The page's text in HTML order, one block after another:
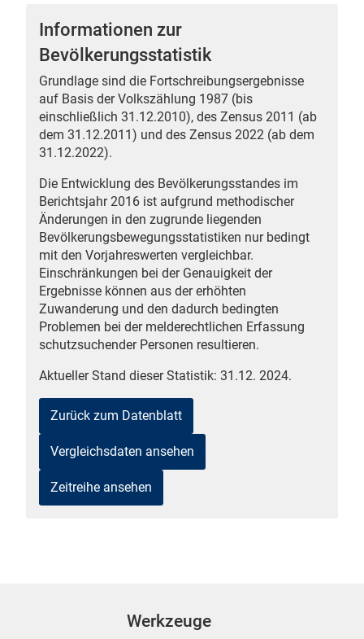
Informationen zur
Bevölkerungsstatistik
Grundlage sind die Fortschreibungsergebnisse
auf Basis der Volkszählung 1987 (bis
einschließlich 31.12.2010), des Zensus 2011 (ab
dem 31.12.2011) und des Zensus 2022 (ab dem
31.12.2022).
Die Entwicklung des Bevölkerungsstandes im
Berichtsjahr 2016 ist aufgrund methodischer
Änderungen in den zugrunde liegenden
Bevölkerungsbewegungsstatistiken nur bedingt
mit den Vorjahreswerten vergleichbar.
Einschränkungen bei der Genauigkeit der
Ergebnisse können aus der erhöhten
Zuwanderung und den dadurch bedingten
Problemen bei der melderechtlichen Erfassung
schutzsuchender Personen resultieren.
Aktueller Stand dieser Statistik: 31.12. 2024.
Zurück zum Datenblatt
Vergleichsdaten ansehen
Zeitreihe ansehen
Werkzeuge